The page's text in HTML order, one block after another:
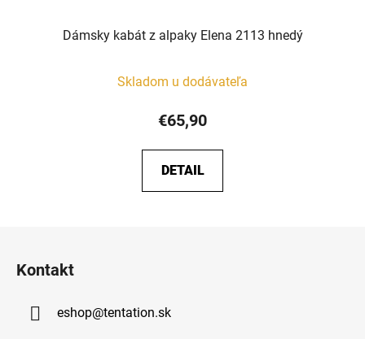
Dámsky kabát z alpaky Elena 2113 hnedý
Skladom u dodávateľa
€65,90
DETAIL
Kontakt
eshop@tentation.sk